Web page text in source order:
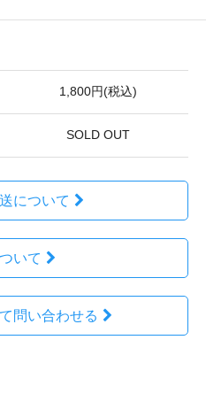
1,800円(税込)
SOLD OUT
について
いて
問い合わせる